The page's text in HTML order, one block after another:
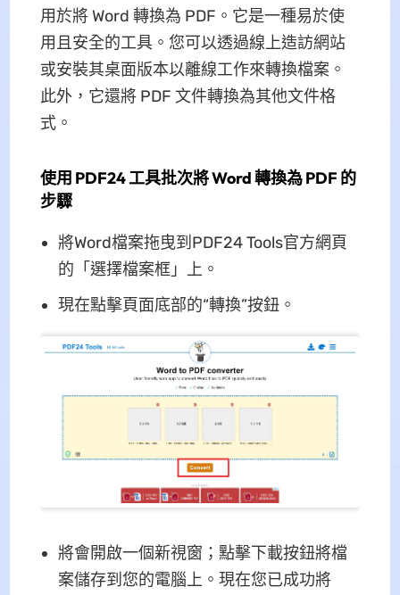
用於將 Word 轉換為 PDF。它是一種易於使
用且安全的工具。您可以透過線上造訪網站
或安裝其桌面版本以離線工作來轉換檔案。
此外，它還將 PDF 文件轉換為其他文件格
式。
使用 PDF24 工具批次將 Word 轉換為 PDF 的
步驟
將Word檔案拖曳到PDF24 Tools官方網頁
的「選擇檔案框」上。
現在點擊頁面底部的“轉換”按鈕。
將會開啟一個新視窗；點擊下載按鈕將檔
案儲存到您的電腦上。現在您已成功將